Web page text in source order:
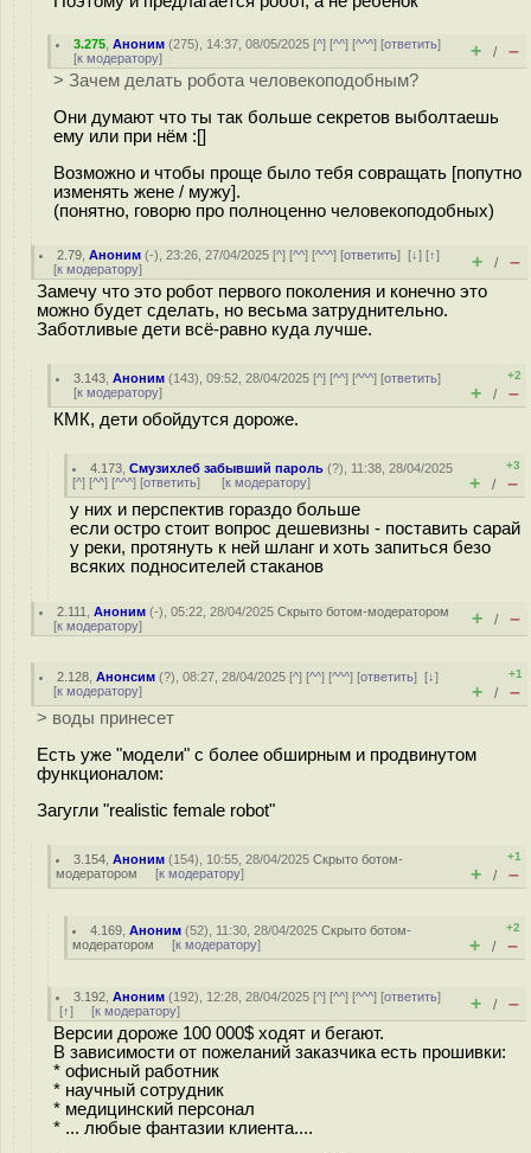
3.275 ,Аноним (275), 14:37, 08/05/2025 [^] [^^] [^^^] [ответить]
[к модератору] + / –
> Зачем делать робота человекоподобным?
Они думают что ты так больше секретов выболтаешь
ему или при нём :[]
Возможно и чтобы проще было тебя совращать [попутно
изменять жене / мужу].
(понятно, говорю про полноценно человекоподобных)
2.79 ,Аноним (-), 23:26, 27/04/2025 [^] [^^] [^^^] [ответить][↓] [↑]
[к модератору] + / –
Замечу что это робот первого поколения и конечно это
можно будет сделать, но весьма затруднительно.
Заботливые дети всё-равно куда лучше.
3.143 ,Аноним (143), 09:52, 28/04/2025 [^] [^^] [^^^] [ответить]
[к модератору]
+2
+ / –
КМК, дети обойдутся дороже.
4.173 ,Смузихлеб забывший пароль (?), 11:38, 28/04/2025
[^] [^^] [^^^] [ответить] [к модератору]
+3
+ / –
у них и перспектив гораздо больше
если остро стоит вопрос дешевизны - поставить сарай
у реки, протянуть к ней шланг и хоть запиться безо
всяких подносителей стаканов
2.111 ,Аноним (-), 05:22, 28/04/2025Скрыто ботом-модератором
[к модератору] + / –
2.128 ,Анонсим (?), 08:27, 28/04/2025 [^] [^^] [^^^] [ответить][↓]
[к модератору]
+1
+ / –
> воды принесет
Есть уже "модели" с более обширным и продвинутом
функционалом:
Загугли "realistic female robot"
3.154 ,Аноним (154), 10:55, 28/04/2025Скрыто ботом-
модератором [к модератору]
+1
+ / –
4.169 ,Аноним (52), 11:30, 28/04/2025Скрыто ботом-
модератором [к модератору]
+2
+ / –
3.192 ,Аноним (192), 12:28, 28/04/2025 [^] [^^] [^^^] [ответить]
[↑] [к модератору] + / –
Версии дороже 100 000$ ходят и бегают.
В зависимости от пожеланий заказчика есть прошивки:
* офисный работник
* научный сотрудник
* медицинский персонал
* ... любые фантазии клиента....